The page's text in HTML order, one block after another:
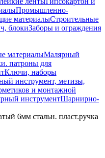
Промышленно-
материалыСтроительные
блокиЗаборы и ограждения
материалыМалярный
патроны для
Ключи, наборы
инструмент, метизы,
и монтажной
инструментШарнирно-
6мм стальн. пласт.ручка